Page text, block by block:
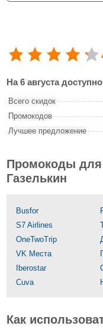
На 6 августа доступно
Всего скидок
Промокодов
Лучшее предложение
Промокоды для
Газелькин
Busfor
S7 Airlines
OneTwoTrip
VK Места
Iberostar
Cuva
Как